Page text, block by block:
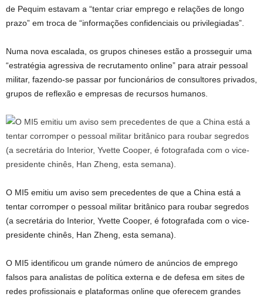
de Pequim estavam a “tentar criar emprego e relações de longo
prazo” em troca de “informações confidenciais ou privilegiadas”.
Numa nova escalada, os grupos chineses estão a prosseguir uma
“estratégia agressiva de recrutamento online” para atrair pessoal
militar, fazendo-se passar por funcionários de consultores privados,
grupos de reflexão e empresas de recursos humanos.
O MI5 emitiu um aviso sem precedentes de que a China está a
tentar corromper o pessoal militar britânico para roubar segredos
(a secretária do Interior, Yvette Cooper, é fotografada com o vice-
presidente chinês, Han Zheng, esta semana).
O MI5 identificou um grande número de anúncios de emprego
falsos para analistas de política externa e de defesa em sites de
redes profissionais e plataformas online que oferecem grandes